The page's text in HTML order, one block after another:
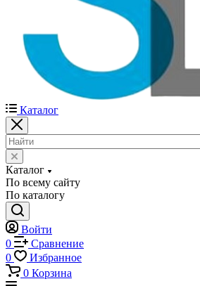
Каталог
Каталог
По всему сайту
По каталогу
Войти
0
Сравнение
0
Избранное
0 Корзина